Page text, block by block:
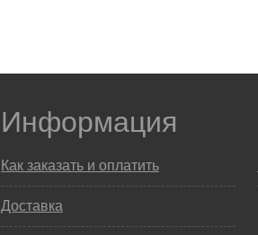
Информация
Как заказать и оплатить
Доставка